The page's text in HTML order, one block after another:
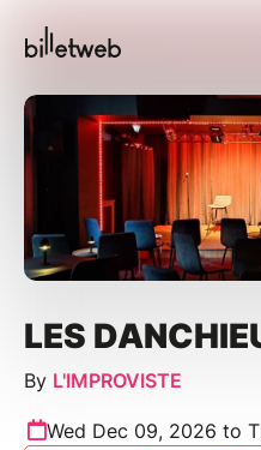
LES
By L'IMPROVISTE
Wed Dec 09, 2026 to